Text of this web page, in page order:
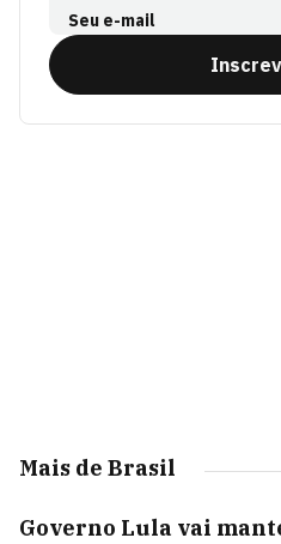
Seu e-mail
Mais de Brasil
Governo Lula vai